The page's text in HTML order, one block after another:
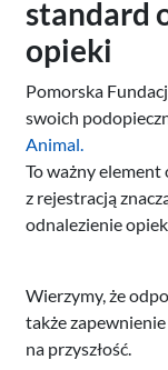
standard
opieki
Pomorska
swoich
Animal.
To ważny
z rejestracją
odnalezienie
Wierzymy, że
także
na przyszłość.